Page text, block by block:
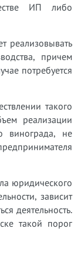
ИП либо
реализовывать
причем
потребуется
такого
реализации
винограда, не
юридического
зависит
деятельность.
такой порог